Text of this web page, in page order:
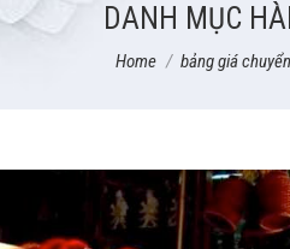
DANH MỤC
You are here:
Home bảng giá